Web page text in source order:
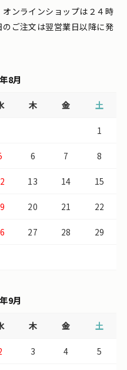
ンラインショップは２４時
ご注文は翌営業日以降に発
8月
木 金 土
1
6 7 8
13 14 15
20 21 22
27 28 29
9月
木 金 土
3 4 5